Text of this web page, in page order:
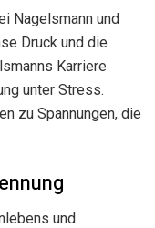
Nagelsmann und
Druck und die
Karriere
unter Stress.
zu Spannungen, die
und